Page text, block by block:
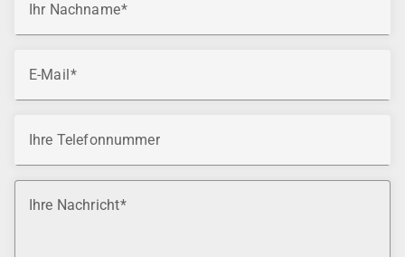
Ihr Nachname
E-Mail
Ihre Telefonnummer
Ihre Nachricht